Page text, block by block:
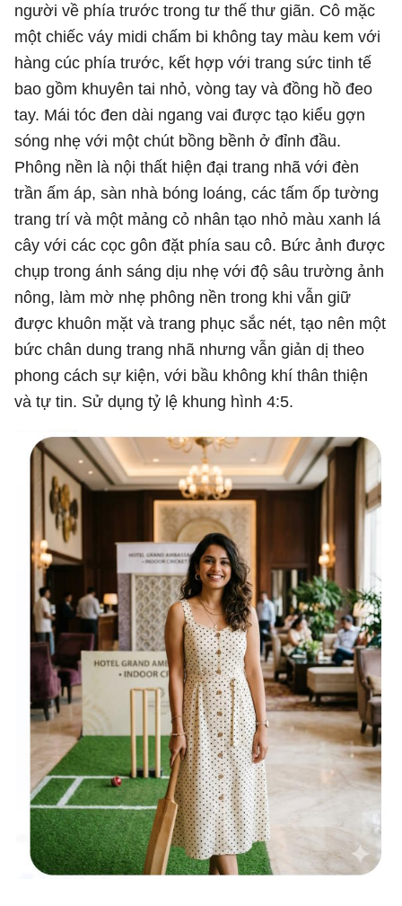
người về phía trước trong tư thế thư giãn. Cô mặc
một chiếc váy midi chấm bi không tay màu kem với
hàng cúc phía trước, kết hợp với trang sức tinh tế
bao gồm khuyên tai nhỏ, vòng tay và đồng hồ đeo
tay. Mái tóc đen dài ngang vai được tạo kiểu gợn
sóng nhẹ với một chút bồng bềnh ở đỉnh đầu.
Phông nền là nội thất hiện đại trang nhã với đèn
trần ấm áp, sàn nhà bóng loáng, các tấm ốp tường
trang trí và một mảng cỏ nhân tạo nhỏ màu xanh lá
cây với các cọc gôn đặt phía sau cô. Bức ảnh được
chụp trong ánh sáng dịu nhẹ với độ sâu trường ảnh
nông, làm mờ nhẹ phông nền trong khi vẫn giữ
được khuôn mặt và trang phục sắc nét, tạo nên một
bức chân dung trang nhã nhưng vẫn giản dị theo
phong cách sự kiện, với bầu không khí thân thiện
và tự tin. Sử dụng tỷ lệ khung hình 4:5.